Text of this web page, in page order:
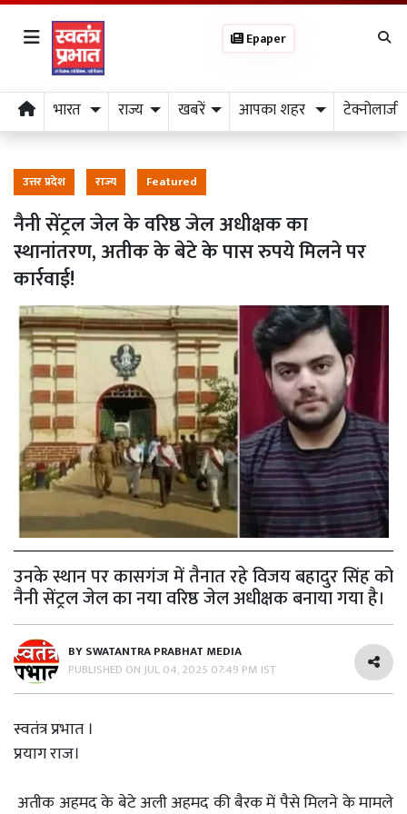
Epaper
भारत राज्य खबरें आपका शहर टेक्नोलाजी
उत्तर प्रदेश राज्य Featured
नैनी सेंट्रल जेल के वरिष्ठ जेल अधीक्षक का
स्थानांतरण, अतीक के बेटे के पास रुपये मिलने पर
कार्रवाई!
उनके स्थान पर कासगंज में तैनात रहे विजय बहादुर सिंह को
नैनी सेंट्रल जेल का नया वरिष्ठ जेल अधीक्षक बनाया गया है।
BYSWATANTRA PRABHAT MEDIA
PUBLISHED ONJUL 04, 2025 07:49 PM IST
स्वतंत्र प्रभात ।
प्रयाग राज।
अतीक अहमद के बेटे अली अहमद की बैरक में पैसे मिलने के मामले